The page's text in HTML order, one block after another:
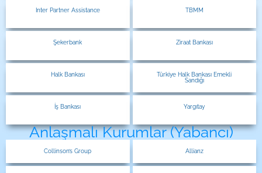
Inter Partner Assistance TBMM
Şekerbank Ziraat Bankası
Halk Bankası
Türkiye Halk Bankası Emekli
Sandığı
İş Bankası Yargıtay
Anlaşmalı Kurumlar (Yabancı)
Collinson’s Group Allianz